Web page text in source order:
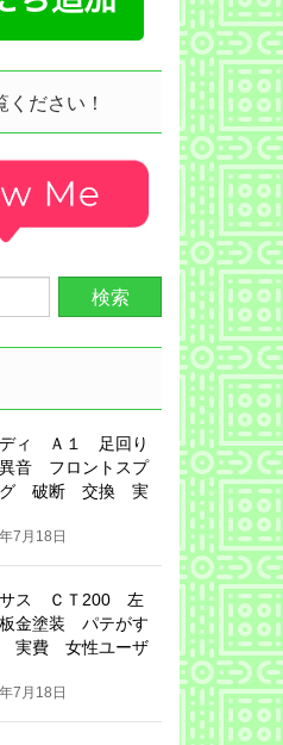
ください！
ディ Ａ１ 足回り
音 フロントスプ
グ 破断 交換 実
7月18日
サス ＣＴ200 左
金塗装 パテがす
実費 女性ユーザ
7月18日